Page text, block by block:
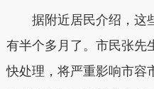
据附近居民介绍，这
有半个多月了。市民张先
快处理，将严重影响市容